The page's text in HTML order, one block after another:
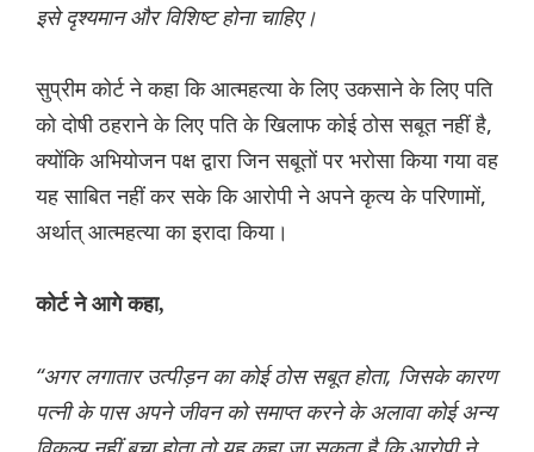
इसे दृश्यमान और विशिष्ट होना चाहिए।
सुप्रीम कोर्ट ने कहा कि आत्महत्या के लिए उकसाने के लिए पति
को दोषी ठहराने के लिए पति के खिलाफ कोई ठोस सबूत नहीं है,
क्योंकि अभियोजन पक्ष द्वारा जिन सबूतों पर भरोसा किया गया वह
यह साबित नहीं कर सके कि आरोपी ने अपने कृत्य के परिणामों,
अर्थात् आत्महत्या का इरादा किया।
कोर्ट ने आगे कहा,
“अगर लगातार उत्पीड़न का कोई ठोस सबूत होता, जिसके कारण
पत्नी के पास अपने जीवन को समाप्त करने के अलावा कोई अन्य